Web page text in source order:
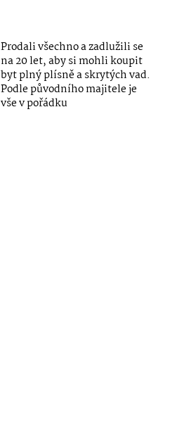
Prodali všechno a zadlužili se
na 20 let, aby si mohli koupit
byt plný plísně a skrytých vad.
Podle původního majitele je
vše v pořádku